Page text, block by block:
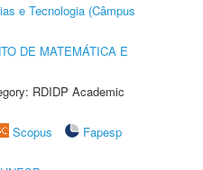
e Tecnologia (Câmpus
DE MATEMÁTICA E
RDIDP Academic
Scopus
Fapesp